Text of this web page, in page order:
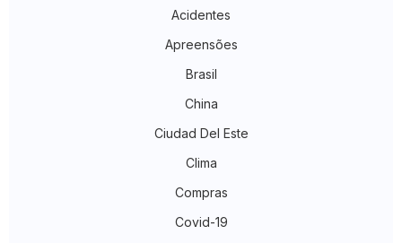
Acidentes
Apreensões
Brasil
China
Ciudad Del Este
Clima
Compras
Covid-19